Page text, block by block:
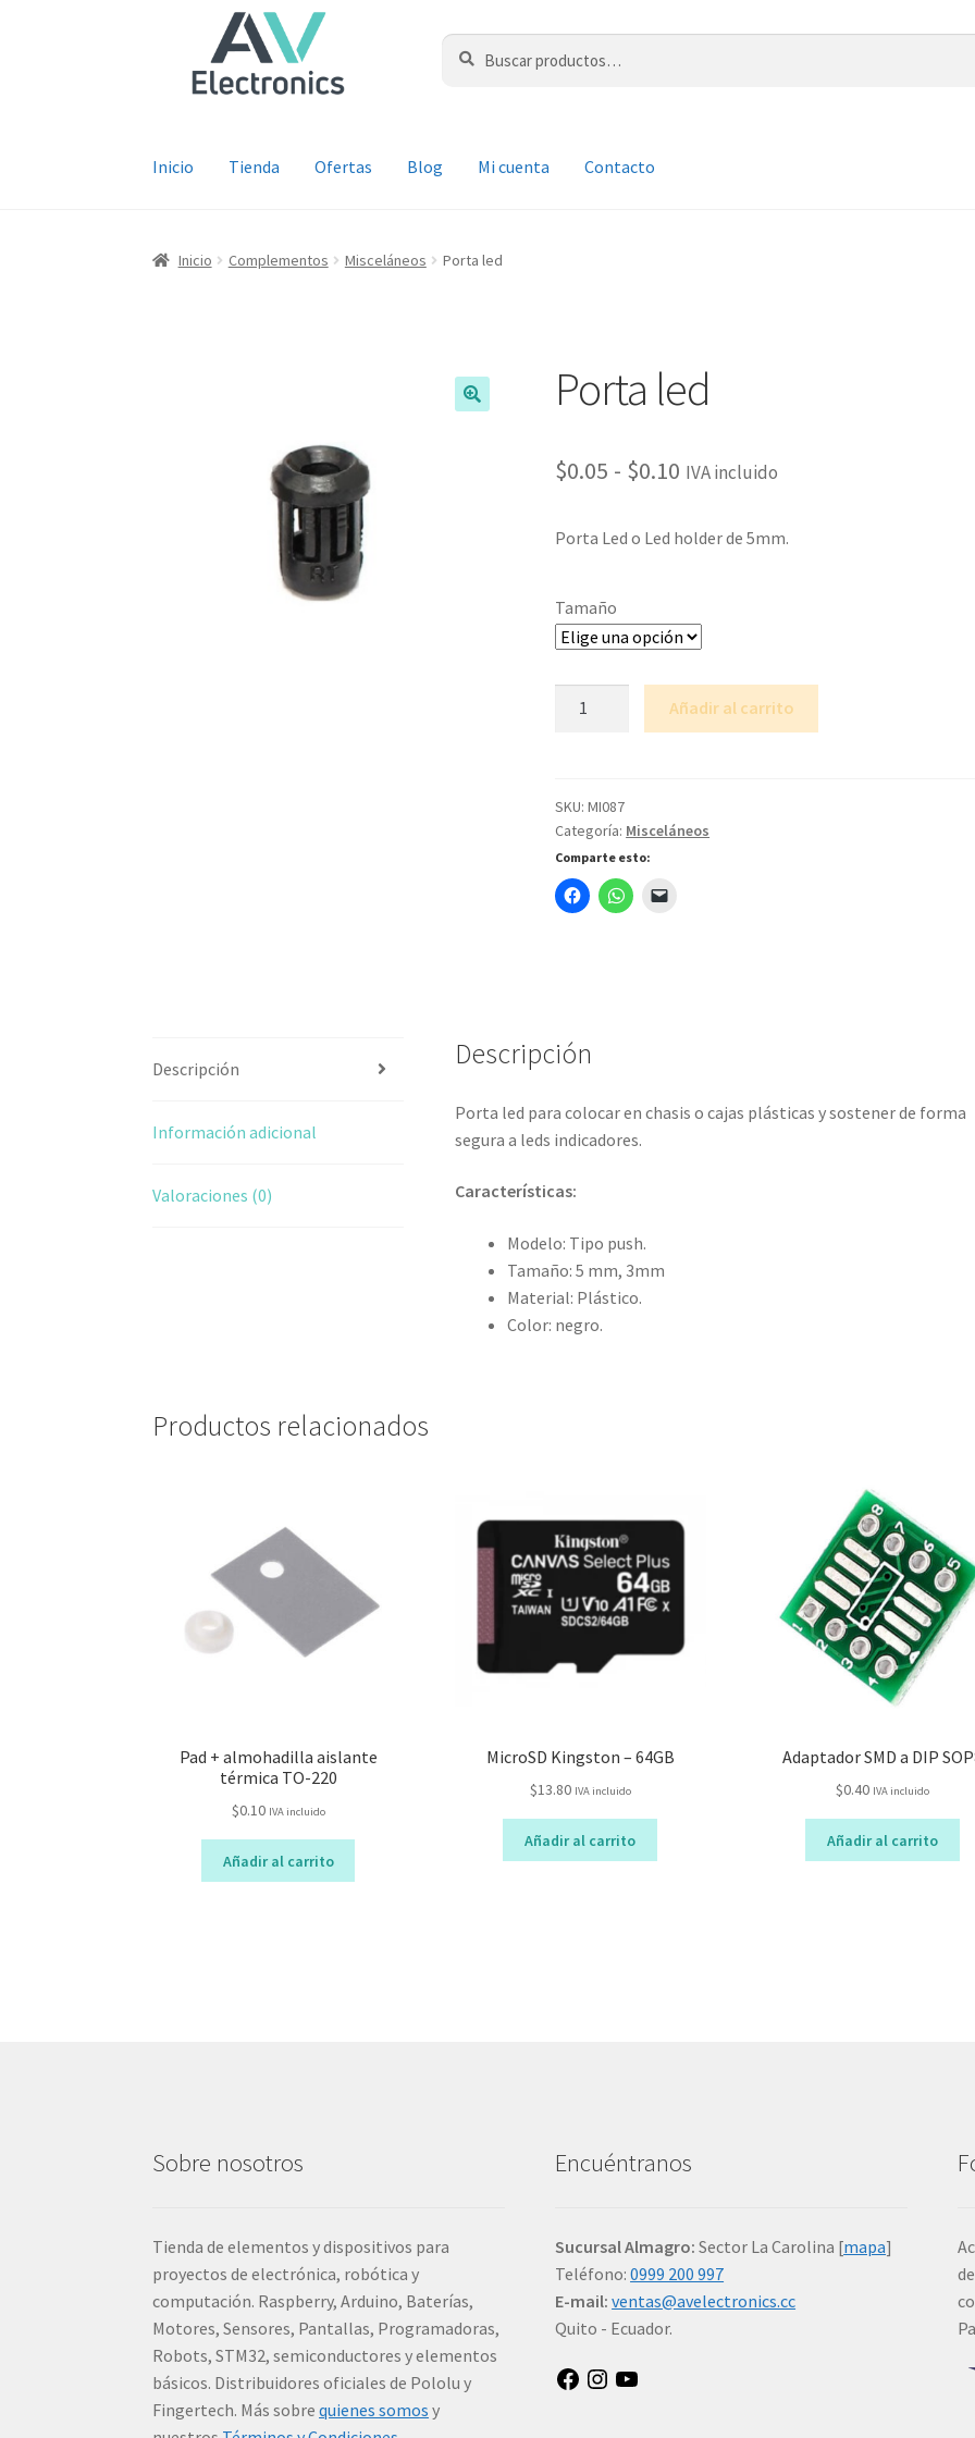
navegación
contenido
Buscar
por:
Buscar
Inicio Tienda Ofertas Blog Mi cuenta Contacto
Inicio Complementos Misceláneos Porta led
Porta led
$0.05 - $0.10 Rango
precios:
$0.05
$0.10
IVA incluido
Porta Led o Led holder de 5mm.
Tamaño
Añadir al carrito
SKU:MI087
Categoría: Misceláneos
Comparte esto:
Descripción
Información adicional
Valoraciones (0)
Descripción
Porta led para colocar en chasis o cajas plásticas y sostener de forma
segura a leds indicadores.
Características:
Modelo: Tipo push.
Tamaño: 5 mm, 3mm
Material: Plástico.
Color: negro.
Productos relacionados
Pad + almohadilla aislante
térmica TO-220
$0.10 IVA incluido
Añadir al carrito
MicroSD Kingston – 64GB
$13.80 IVA incluido
Añadir al carrito
Adaptador SMD a DIP
$0.40 IVA incluido
Añadir al carrito
Sobre nosotros
Tienda de elementos y dispositivos para
proyectos de electrónica, robótica y
computación. Raspberry, Arduino, Baterías,
Motores, Sensores, Pantallas, Programadoras,
Robots, STM32, semiconductores y elementos
básicos. Distribuidores oficiales de Pololu y
Fingertech. Más sobrequienes somos y
Encuéntranos
Sucursal Almagro:Sector La Carolina [mapa]
Teléfono:0999 200 997
E-mail:ventas@avelectronics.cc
Quito - Ecuador.
FacebookInstagram